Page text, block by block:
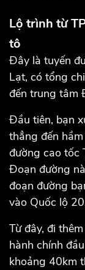
Lộ trình từ
tô
Đây là tuyến
Lạt, có tổng
đến trung tâm
Đầu tiên, bạn
thẳng đến
đường cao tốc
Đoạn đường
đoạn đường
vào Quốc lộ
Từ đây, đi
hành chính
khoảng 40km